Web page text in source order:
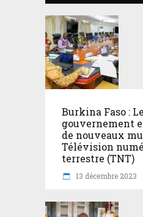
Burkina Faso : Le
gouvernement
de nouveaux
Télévision
terrestre (TNT)
13 décembre 2023